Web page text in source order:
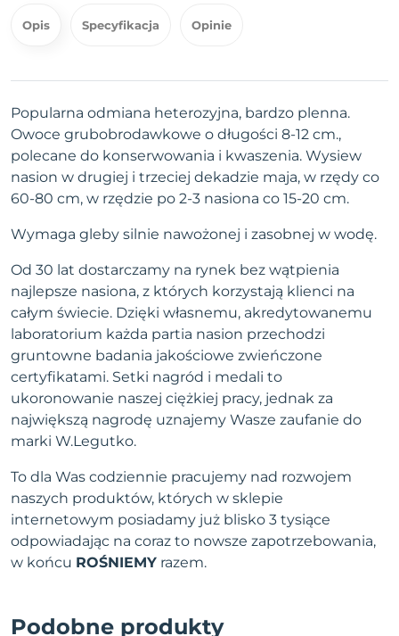
Opis Specyfikacja Opinie
Popularna odmiana heterozyjna, bardzo plenna.
Owoce grubobrodawkowe o długości 8-12 cm.,
polecane do konserwowania i kwaszenia. Wysiew
nasion w drugiej i trzeciej dekadzie maja, w rzędy co
60-80 cm, w rzędzie po 2-3 nasiona co 15-20 cm.
Wymaga gleby silnie nawożonej i zasobnej w wodę.
Od 30 lat dostarczamy na rynek bez wątpienia
najlepsze nasiona, z których korzystają klienci na
całym świecie. Dzięki własnemu, akredytowanemu
laboratorium każda partia nasion przechodzi
gruntowne badania jakościowe zwieńczone
certyfikatami. Setki nagród i medali to
ukoronowanie naszej ciężkiej pracy, jednak za
największą nagrodę uznajemy Wasze zaufanie do
marki W.Legutko.
To dla Was codziennie pracujemy nad rozwojem
naszych produktów, których w sklepie
internetowym posiadamy już blisko 3 tysiące
odpowiadając na coraz to nowsze zapotrzebowania,
w końcu ROŚNIEMY razem.
Podobne produkty